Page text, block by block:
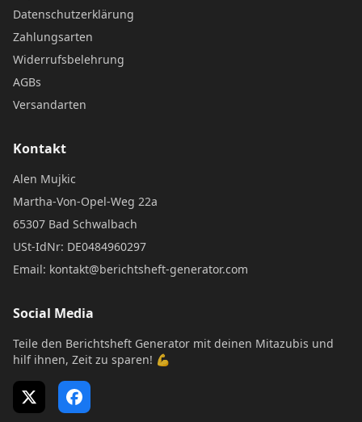
Datenschutzerklärung
Zahlungsarten
Widerrufsbelehrung
AGBs
Versandarten
Kontakt
Alen Mujkic
Martha-Von-Opel-Weg 22a
65307 Bad Schwalbach
USt-IdNr: DE0484960297
Email: kontakt@berichtsheft-generator.com
Social Media
Teile den Berichtsheft Generator mit deinen Mitazubis und
hilf ihnen, Zeit zu sparen! 💪
X (Twitter)Facebook